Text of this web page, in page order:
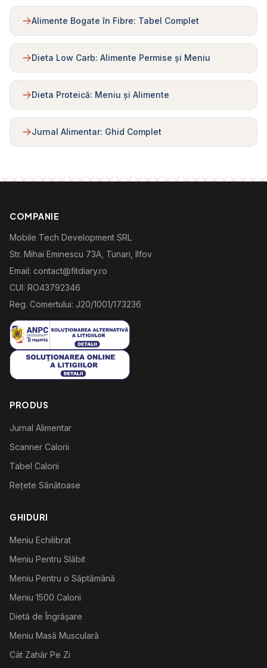
Alimente Bogate în Fibre: Tabel Complet
Dieta Low Carb: Alimente Permise și Meniu
Dieta Proteică: Meniu și Alimente
Jurnal Alimentar: Ghid Complet
COMPANIE
Mobile Tech Development SRL
Str. Mihai Eminescu 73A, Tunari, Ilfov
Email: contact@fitdiary.ro
CUI: RO43792346
Reg. Comertului: J20/1001/173236
PRODUS
Jurnal Alimentar
Scanner Calorii
Tabel Calorii
Rețete Sănătoase
GHIDURI
Meniu Echilibrat
Meniu Pentru Slăbit
Meniu Pentru o Săptămână
Meniu 1500 Calorii
Dietă de Îngrășare
Meniu Masă Musculară
Cât Zahăr Pe Zi